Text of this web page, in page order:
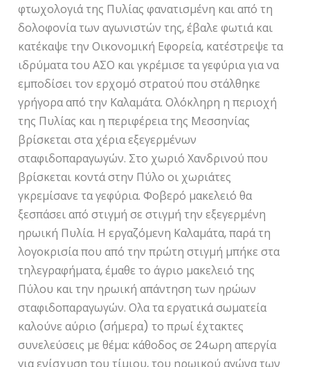
φτωχολογιά της Πυλίας φανατισμένη και από τη
δολοφονία των αγωνιστών της, έβαλε φωτιά και
κατέκαψε την Οικονομική Εφορεία, κατέστρεψε τα
ιδρύματα του ΑΣΟ και γκρέμισε τα γεφύρια για να
εμποδίσει τον ερχομό στρατού που στάλθηκε
γρήγορα από την Καλαμάτα. Ολόκληρη η περιοχή
της Πυλίας και η περιφέρεια της Μεσσηνίας
βρίσκεται στα χέρια εξεγερμένων
σταφιδοπαραγωγών. Στο χωριό Χανδρινού που
βρίσκεται κοντά στην Πύλο οι χωριάτες
γκρεμίσανε τα γεφύρια. Φοβερό μακελειό θα
ξεσπάσει από στιγμή σε στιγμή την εξεγερμένη
ηρωική Πυλία. Η εργαζόμενη Καλαμάτα, παρά τη
λογοκρισία που από την πρώτη στιγμή μπήκε στα
τηλεγραφήματα, έμαθε το άγριο μακελειό της
Πύλου και την ηρωική απάντηση των ηρώων
σταφιδοπαραγωγών. Ολα τα εργατικά σωματεία
καλούνε αύριο (σήμερα) το πρωί έχτακτες
συνελεύσεις με θέμα: κάθοδος σε 24ωρη απεργία